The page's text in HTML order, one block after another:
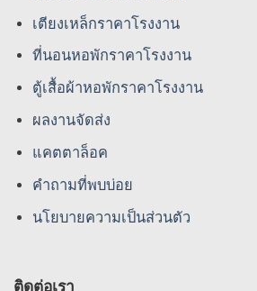
เตียงเหล็กราคาโรงงาน
ที่นอนหอพักราคาโรงงาน
ตู้เสื้อผ้าหอพักราคาโรงงาน
ผลงานจัดส่ง
แคตตาล็อค
คําถามที่พบบ่อย
นโยบายความเป็นส่วนตัว
ติดต่อเรา